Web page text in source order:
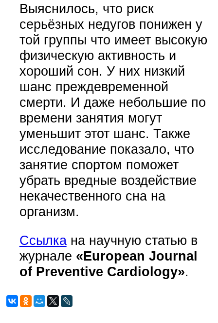
Выяснилось, что риск
серьёзных недугов понижен у
той группы что имеет высокую
физическую активность и
хороший сон. У них низкий
шанс преждевременной
смерти. И даже небольшие по
времени занятия могут
уменьшит этот шанс. Также
исследование показало, что
занятие спортом поможет
убрать вредные воздействие
некачественного сна на
организм.
Ссылкана научную статью в
журнале «European Journal
of Preventive Cardiology».